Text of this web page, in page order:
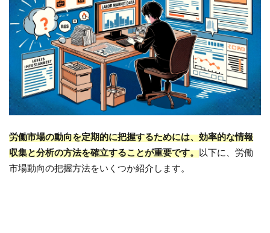
労働市場の動向を定期的に把握するためには、効率的な情報
収集と分析の方法を確立することが重要です。以下に、労働
市場動向の把握方法をいくつか紹介します。